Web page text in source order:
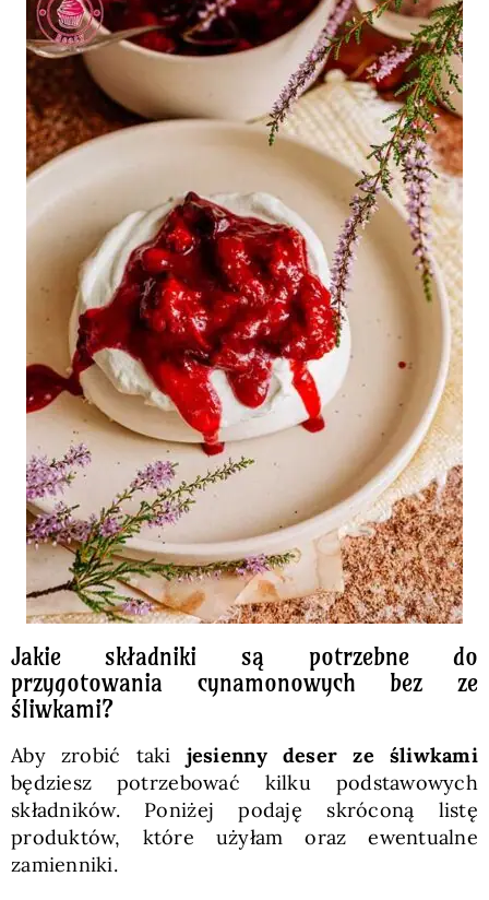
Jakie składniki są potrzebne do
przygotowania cynamonowych bez ze
śliwkami?
Aby zrobić taki jesienny deser ze śliwkami
będziesz potrzebować kilku podstawowych
składników. Poniżej podaję skróconą listę
produktów, które użyłam oraz ewentualne
zamienniki.